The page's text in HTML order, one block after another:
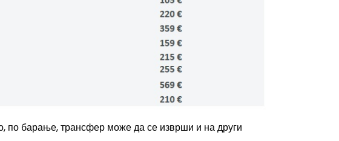
по барање, трансфер може да се изврши и на други